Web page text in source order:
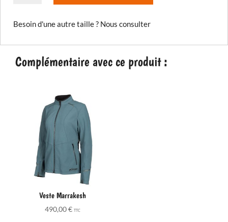
Inversion
GTX
Besoin d'une autre taille ? Nous consulter
Complémentaire avec ce produit :
Veste Marrakesh
490,00€ TTC